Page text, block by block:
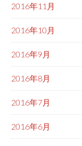
2016年11月
2016年10月
2016年9月
2016年8月
2016年7月
2016年6月